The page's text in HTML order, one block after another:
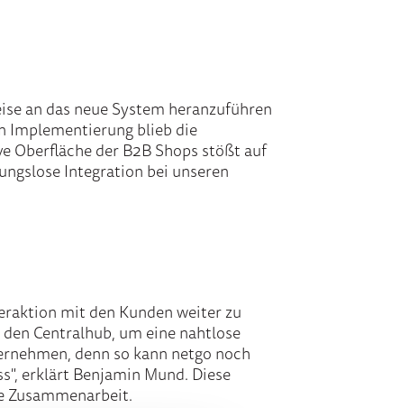
an das neue System heranzuführen
Implementierung blieb die
Oberfläche der B2B Shops stößt auf
Integration bei unseren
mit den Kunden weiter zu
Centralhub, um eine nahtlose
denn so kann netgo noch
erklärt Benjamin Mund. Diese
Zusammenarbeit.